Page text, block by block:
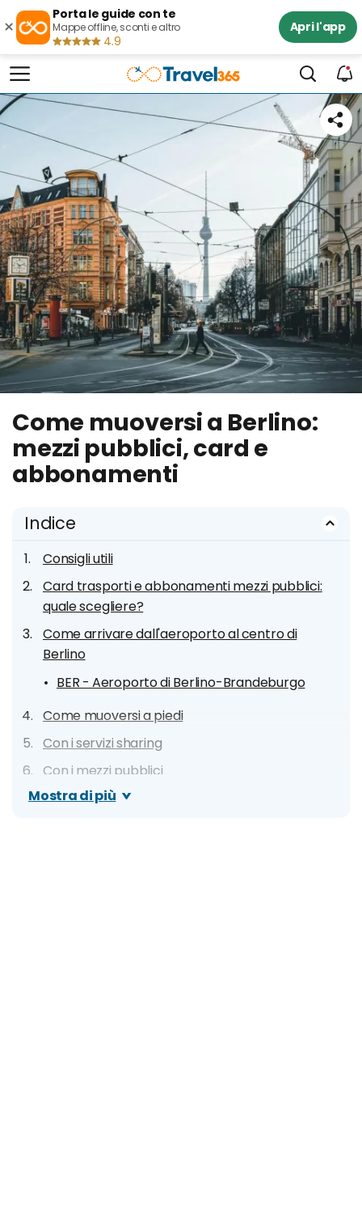
×
Porta le guide con te
Mappe offline, sconti e altro
4.9
Apri l'app
Come muoversi a Berlino:
mezzi pubblici, card e
abbonamenti
Indice
Consigli utili
Card trasporti e abbonamenti mezzi pubblici:
quale scegliere?
Come arrivare dall'aeroporto al centro di
Berlino
BER - Aeroporto di Berlino-Brandeburgo
Come muoversi a piedi
Con i servizi sharing
Con i mezzi pubblici
U-Bahn
Mostra di più